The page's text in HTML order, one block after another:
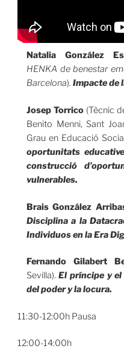
Natalia González
HENKA de benestar
Barcelona). Impacte de
Josep Torrico(Tècnic
Benito Menni, Sant
Grau en Educació
oportunitats
construcció
vulnerables.
Brais González
Disciplina a la
Individuos en la Era
Fernando Gilabert
Sevilla).El príncipe y el
del poder y la locura.
11:30-12:00h Pausa
12:00-14:00h